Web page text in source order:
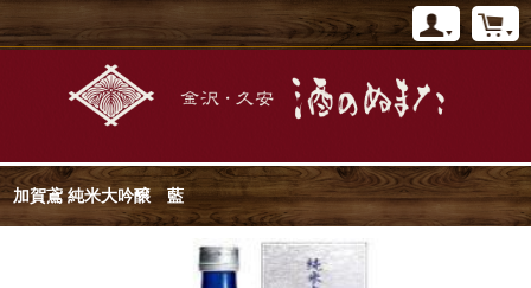
加賀鳶 純米大吟醸 藍